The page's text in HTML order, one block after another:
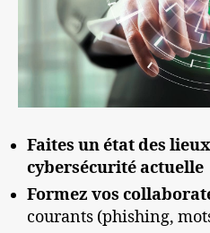
Faites un état des
cybersécurité actuelle
Formez vos
courants (phishing,